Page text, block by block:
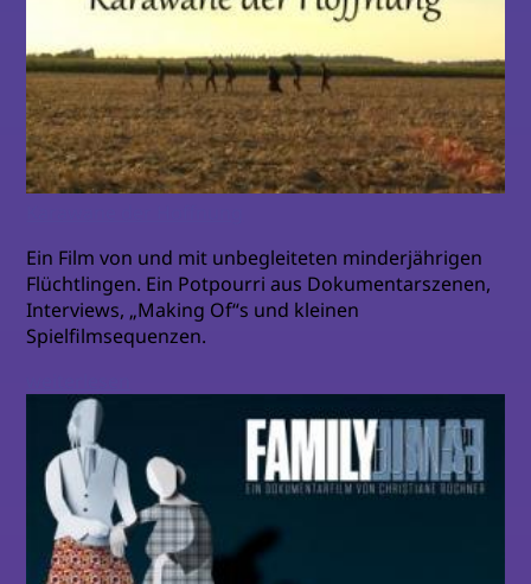
Ein Film von und mit unbegleiteten minderjährigen
Flüchtlingen. Ein Potpourri aus Dokumentarszenen,
Interviews, „Making Of“s und kleinen
Spielfilmsequenzen.